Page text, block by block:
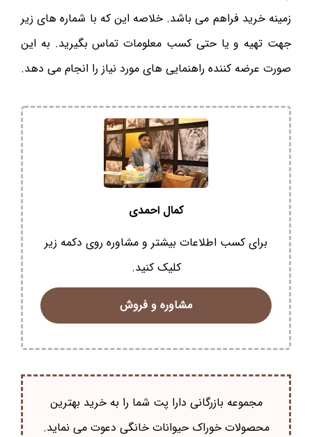
زمینه خرید فراهم می باشد. خلاصه این که با شماره های زیر
جهت تهیه و یا حتی کسب معلومات تماس بگیرید. به این
صورت عرضه کننده راهنمایی های مورد نیاز را انجام می دهد.
کمال احمدی
برای کسب اطلاعات بیشتر و مشاوره روی دکمه زیر
کلیک کنید.
مشاوره و فروش
مجموعه بازرگانی دارا پت شما را به خرید بهترین
محصولات خوراک حيوانات خانگی دعوت می نماید.